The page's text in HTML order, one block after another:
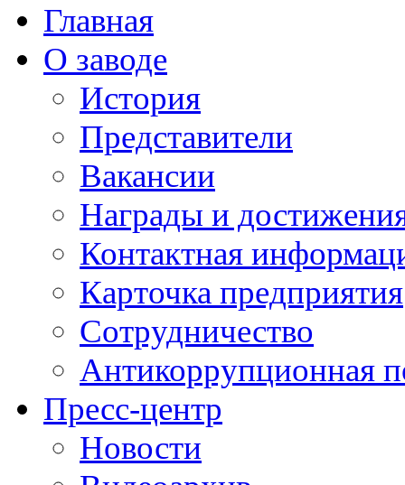
Главная
О заводе
История
Представители
Вакансии
Награды и
Контактная
Карточка предприятия
Сотрудничество
Антикоррупционная
Пресс-центр
Новости